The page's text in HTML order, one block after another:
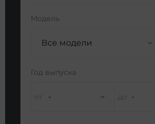
Модель
Все модели
Год выпуска
- -